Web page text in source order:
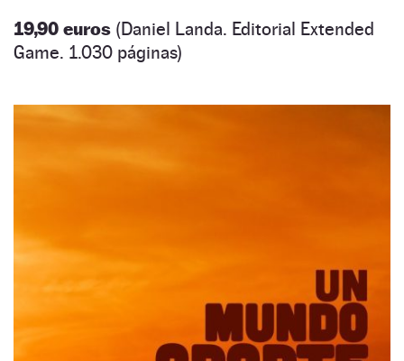
19,90 euros (Daniel Landa. Editorial Extended
Game. 1.030 páginas)